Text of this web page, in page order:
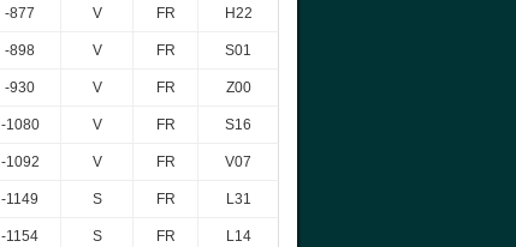
-877 V FR H22
-898 V FR S01
-930 V FR Z00
-1080 V FR S16
-1092 V FR V07
-1149 S FR L31
-1154 S FR L14